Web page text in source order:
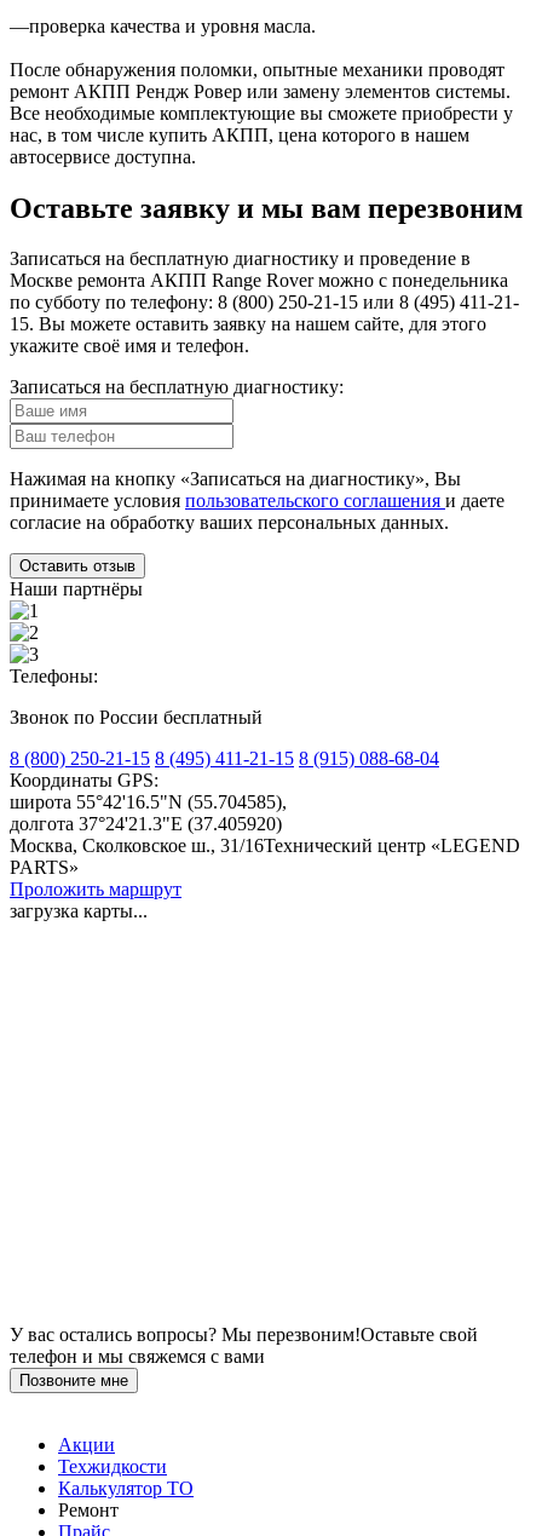
—проверка качества и уровня масла.
После обнаружения поломки, опытные механики проводят
ремонт АКПП Рендж Ровер или замену элементов системы.
Все необходимые комплектующие вы сможете приобрести у
нас, в том числе купить АКПП, цена которого в нашем
автосервисе доступна.
Оставьте заявку и мы вам перезвоним
Записаться на бесплатную диагностику и проведение в
Москве ремонта АКПП Range Rover можно с понедельника
по субботу по телефону: 8 (800) 250-21-15 или 8 (495) 411-21-
15. Вы можете оставить заявку на нашем сайте, для этого
укажите своё имя и телефон.
Записаться на бесплатную диагностику:
Нажимая на кнопку «Записаться на диагностику», Вы
принимаете условия пользовательского соглашения и даете
согласие на обработку ваших персональных данных.
Оставить отзыв
Наши партнёры
Телефоны:
Звонок по России бесплатный
8 (800) 250-21-15 8 (495) 411-21-15 8 (915) 088-68-04
Координаты GPS:
широта 55°42'16.5"N (55.704585),
долгота 37°24'21.3"E (37.405920)
Москва, Сколковское ш., 31/16Технический центр «LEGEND
PARTS»
Проложить маршрут
загрузка карты...
У вас остались вопросы? Мы перезвоним!Оставьте свой
телефон и мы свяжемся с вами
Позвоните мне
Акции
Техжидкости
Калькулятор ТО
Ремонт